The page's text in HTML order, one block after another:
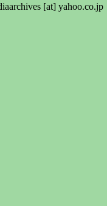
[at] yahoo.co.jp